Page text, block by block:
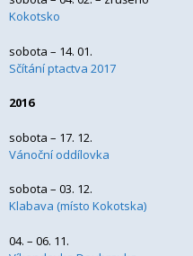
Kokotsko
sobota – 14. 01.
Sčítání ptactva 2017
2016
sobota – 17. 12.
Vánoční oddílovka
sobota – 03. 12.
Klabava (místo Kokotska)
04. – 06. 11.